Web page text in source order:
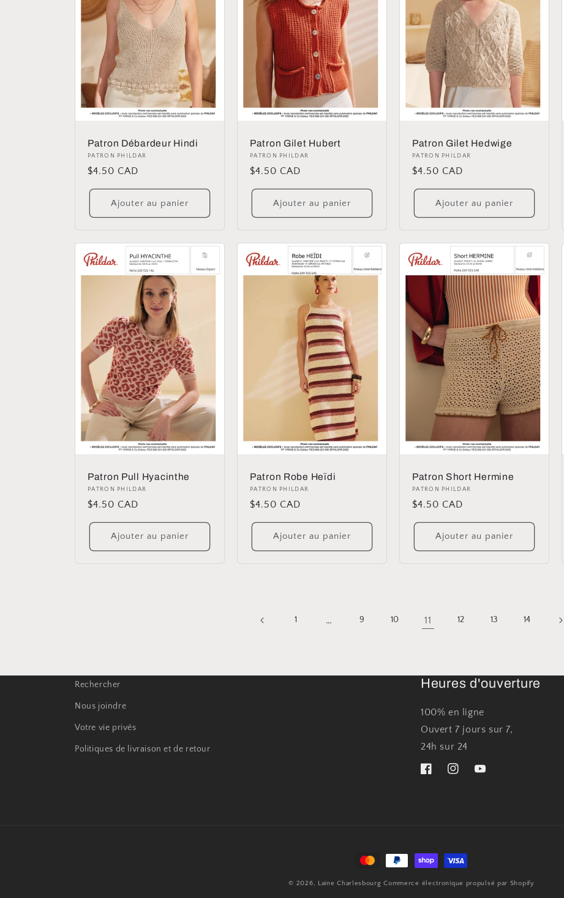
Patron Débardeur Hindi
Distributeur :
PATRON PHILDAR
Prix
habituel
$4.50 CAD
Ajouter au panier
Patron Gilet Hubert
Distributeur :
PATRON PHILDAR
Prix
habituel
$4.50 CAD
Ajouter au panier
Patron Gilet Hedwige
Distributeur :
PATRON PHILDAR
Prix
habituel
$4.50 CAD
Ajouter au panier
Patron Pull Hyacinthe
Distributeur :
PATRON PHILDAR
Prix
habituel
$4.50 CAD
Ajouter au panier
Patron Robe Heïdi
Distributeur :
PATRON PHILDAR
Prix
habituel
$4.50 CAD
Ajouter au panier
Patron Short Hermine
Distributeur :
PATRON PHILDAR
Prix
habituel
$4.50 CAD
Ajouter au panier
1 … 9 10 11 12 13 14
Rechercher
Nous joindre
Votre vie privés
Politiques de livraison et de retour
Heures d'ouverture
100% en ligne
Ouvert 7 jours sur 7,
24h sur 24
FacebookInstagramYouTube
Moyens
de
© 2026, Laine Charlesbourg Commerce électronique propulsé par Shopify